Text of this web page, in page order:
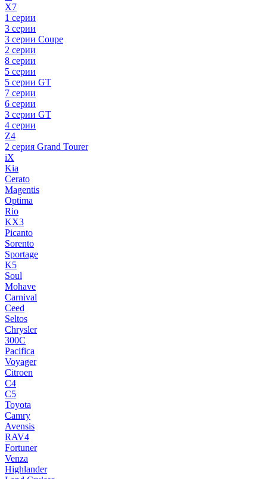
X7
1 серии
3 серии
3 серии Coupe
2 серии
8 серии
5 серии
5 серии GT
7 серии
6 серии
3 серии GT
4 серии
Z4
2 серия Grand Tourer
iX
Kia
Cerato
Magentis
Optima
Rio
KX3
Picanto
Sorento
Sportage
K5
Soul
Mohave
Carnival
Ceed
Seltos
Chrysler
300C
Pacifica
Voyager
Citroen
C4
C5
Toyota
Camry
Avensis
RAV4
Fortuner
Venza
Highlander